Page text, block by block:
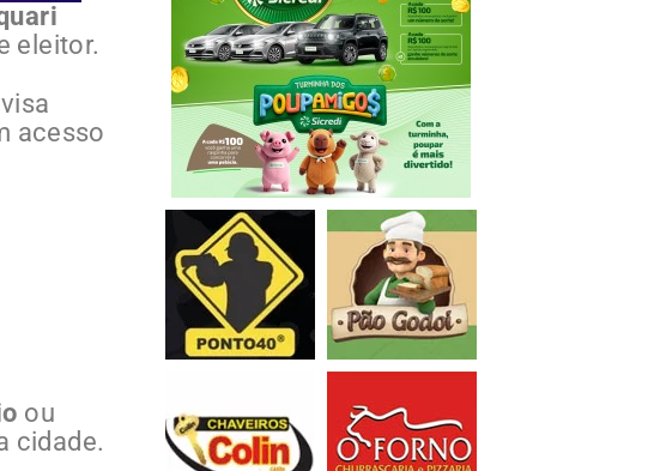
eleitor.
acesso
ou
cidade.